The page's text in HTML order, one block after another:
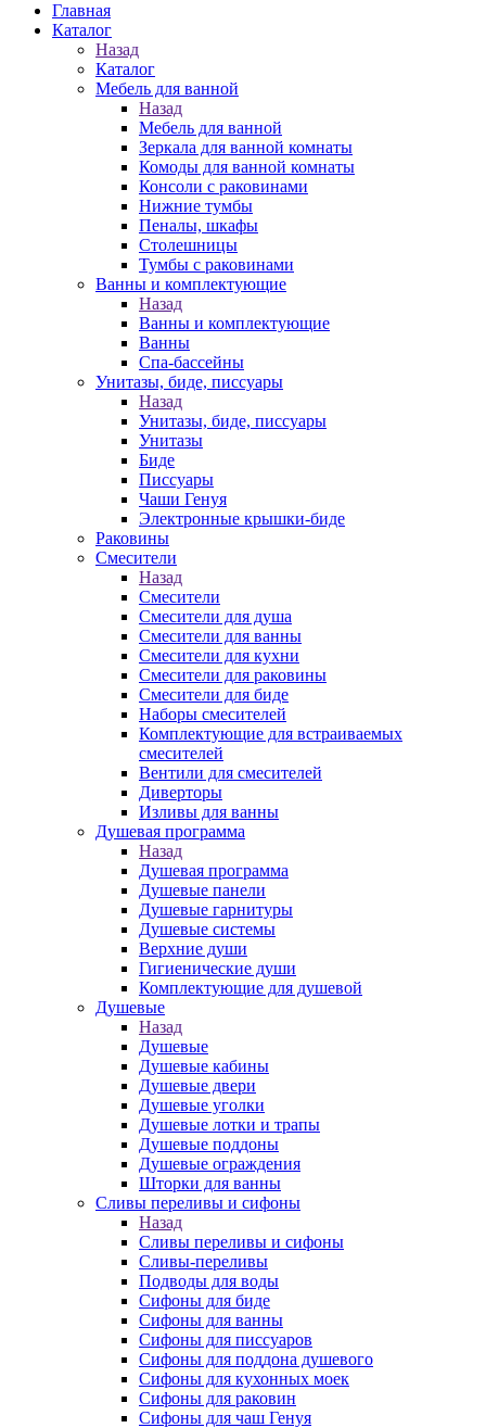
Главная
Каталог
Назад
Каталог
Мебель для ванной
Назад
Мебель для ванной
Зеркала для ванной комнаты
Комоды для ванной комнаты
Консоли с раковинами
Нижние тумбы
Пеналы, шкафы
Столешницы
Тумбы с раковинами
Ванны и комплектующие
Назад
Ванны и комплектующие
Ванны
Спа-бассейны
Унитазы, биде, писсуары
Назад
Унитазы, биде, писсуары
Унитазы
Биде
Писсуары
Чаши Генуя
Электронные крышки-биде
Раковины
Смесители
Назад
Смесители
Смесители для душа
Смесители для ванны
Смесители для кухни
Смесители для раковины
Смесители для биде
Наборы смесителей
Комплектующие для встраиваемых
смесителей
Вентили для смесителей
Диверторы
Изливы для ванны
Душевая программа
Назад
Душевая программа
Душевые панели
Душевые гарнитуры
Душевые системы
Верхние души
Гигиенические души
Комплектующие для душевой
Душевые
Назад
Душевые
Душевые кабины
Душевые двери
Душевые уголки
Душевые лотки и трапы
Душевые поддоны
Душевые ограждения
Шторки для ванны
Сливы переливы и сифоны
Назад
Сливы переливы и сифоны
Сливы-переливы
Подводы для воды
Сифоны для биде
Сифоны для ванны
Сифоны для писсуаров
Сифоны для поддона душевого
Сифоны для кухонных моек
Сифоны для раковин
Сифоны для чаш Генуя